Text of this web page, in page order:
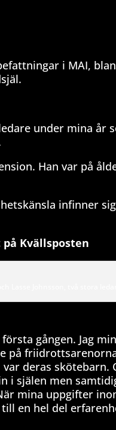
i MAI,
under mina år
Han var på
infinner
Kvällsposten
gången. Jag
på
deras skötebarn.
i själen men
mina uppgifter
en hel del